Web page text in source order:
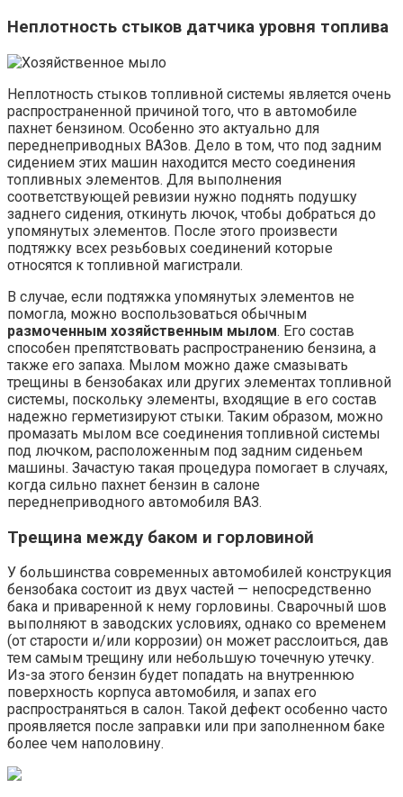
Неплотность стыков датчика уровня топлива
Неплотность стыков топливной системы является очень
распространенной причиной того, что в автомобиле
пахнет бензином. Особенно это актуально для
переднеприводных ВАЗов. Дело в том, что под задним
сидением этих машин находится место соединения
топливных элементов. Для выполнения
соответствующей ревизии нужно поднять подушку
заднего сидения, откинуть лючок, чтобы добраться до
упомянутых элементов. После этого произвести
подтяжку всех резьбовых соединений которые
относятся к топливной магистрали.
В случае, если подтяжка упомянутых элементов не
помогла, можно воспользоваться обычным
размоченным хозяйственным мылом. Его состав
способен препятствовать распространению бензина, а
также его запаха. Мылом можно даже смазывать
трещины в бензобаках или других элементах топливной
системы, поскольку элементы, входящие в его состав
надежно герметизируют стыки. Таким образом, можно
промазать мылом все соединения топливной системы
под лючком, расположенным под задним сиденьем
машины. Зачастую такая процедура помогает в случаях,
когда сильно пахнет бензин в салоне
переднеприводного автомобиля ВАЗ.
Трещина между баком и горловиной
У большинства современных автомобилей конструкция
бензобака состоит из двух частей — непосредственно
бака и приваренной к нему горловины. Сварочный шов
выполняют в заводских условиях, однако со временем
(от старости и/или коррозии) он может расслоиться, дав
тем самым трещину или небольшую точечную утечку.
Из-за этого бензин будет попадать на внутреннюю
поверхность корпуса автомобиля, и запах его
распространяться в салон. Такой дефект особенно часто
проявляется после заправки или при заполненном баке
более чем наполовину.